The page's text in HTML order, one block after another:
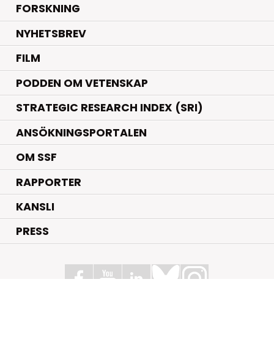
FORSKNING.
NYHETSBREV
FILM
PODDEN OM VETENSKAP
STRATEGIC RESEARCH INDEX (SRI)
ANSÖKNINGSPORTALEN
OM SSF
RAPPORTER
KANSLI
PRESS